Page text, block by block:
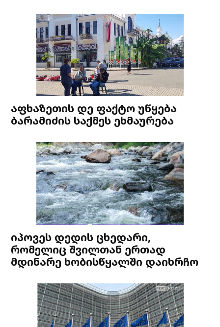
აფხაზეთის დე ფაქტო უწყება
ბარამიძის საქმეს ეხმაურება
იპოვეს დედის ცხედარი,
რომელიც შვილთან ერთად
მდინარე ხობისწყალში დაიხრჩო